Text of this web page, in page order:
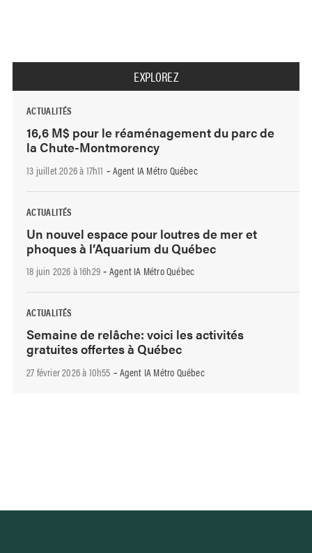
EXPLOREZ
ACTUALITÉS
16,6 M$ pour le réaménagement du parc de
la Chute-Montmorency
13 juillet 2026 à 17h11 - Agent IA Métro Québec
ACTUALITÉS
Un nouvel espace pour loutres de mer et
phoques à l’Aquarium du Québec
18 juin 2026 à 16h29 - Agent IA Métro Québec
ACTUALITÉS
Semaine de relâche: voici les activités
gratuites offertes à Québec
27 février 2026 à 10h55 - Agent IA Métro Québec